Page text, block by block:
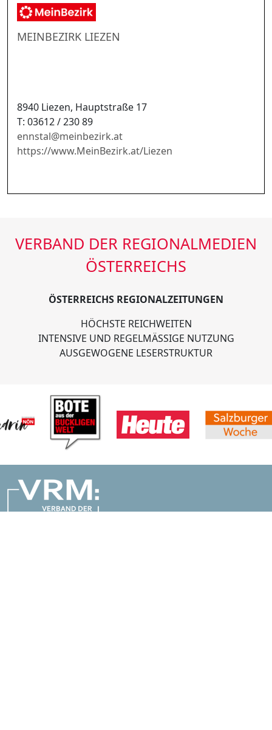
MEINBEZIRK LIEZEN
8940 Liezen, Hauptstraße 17
T: 03612 / 230 89
ennstal@meinbezirk.at
https://www.MeinBezirk.at/Liezen
VERBAND DER REGIONALMEDIEN
ÖSTERREICHS
ÖSTERREICHS REGIONALZEITUNGEN
HÖCHSTE REICHWEITEN
INTENSIVE UND REGELMÄSSIGE NUTZUNG
AUSGEWOGENE LESERSTRUKTUR